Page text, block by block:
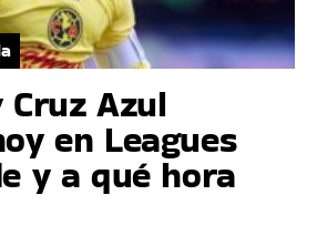
Azul
en Leagues
y a qué hora